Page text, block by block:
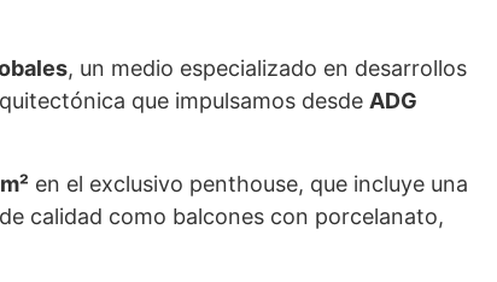
, un medio especializado en desarrollos
que impulsamos desde ADG
en el exclusivo penthouse, que incluye una
calidad como balcones con porcelanato,